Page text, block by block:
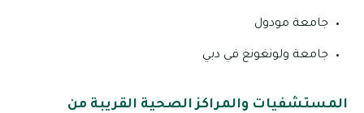
جامعة مودول
جامعة ولونغونغ في دبي
المستشفيات والمراكز الصحية القريبة من